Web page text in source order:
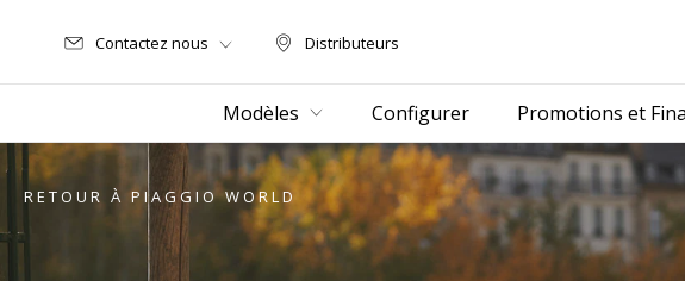
Distributeurs
Distributeurs
Contactez nous
Modèles Configurer Promotions et
RETOUR À PIAGGIO WORLD